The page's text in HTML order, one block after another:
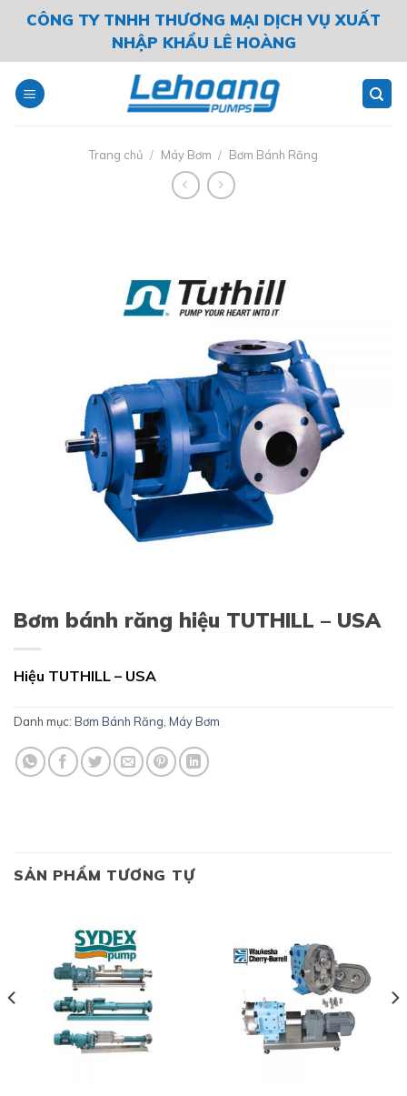
CÔNG TY TNHH THƯƠNG MẠI DỊCH VỤ XUẤT
NHẬP KHẨU LÊ HOÀNG
Trang chủ / Máy Bơm / Bơm Bánh Răng
Bơm bánh răng hiệu TUTHILL – USA
Hiệu TUTHILL – USA
Danh mục: Bơm Bánh Răng Máy Bơm
SẢN PHẨM TƯƠNG TỰ